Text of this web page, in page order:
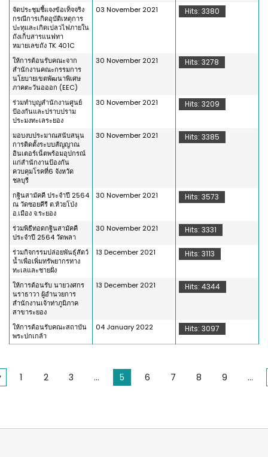
จัดประชุมชี้แจงข้อเท็จจริง
กรณีการเกิดอุบัติเหตุการ
ปะทุและเกิดเปลวไฟภายใน
ถังเก็บสารแนฟทา
หมายเลขถัง TK 401C
03 November 2021 Hits: 3380
ให้การต้อนรับคณะจาก
สำนักงานคณะกรรมการ
นโยบายเขตพัฒนาพิเศษ
ภาคตะวันอออก (EEC)
30 November 2021 Hits: 3278
ร่วมทำบุญสำนักงานศูนย์
ป้องกันและปราบปราม
ประมงทะเลระยอง
30 November 2021 Hits: 3209
มอบงบประมาณสนับสนุน
การติดตั้งระบบสัญญาณ
อินเตอร์เน็ตพร้อมอุปกรณ์
แก่สำนักงานป้องกัน
ควบคุมโรคที่6 จังหวัด
ชลบุรี
30 November 2021 Hits: 3385
กฐินสามัคคี ประจำปี 2564
ณ วัดซอยคีรี ต.ห้วยโป่ง
อ.เมือง จ.ระยอง
30 November 2021 Hits: 3573
ร่วมพิธีทอดกฐินสามัคคี
ประจำปี 2564 วัดพลา
30 November 2021 Hits: 3331
ร่วมกิจกรรมปล่อยพันธุ์สัตว์
น้ำเพื่อเพิ่มทรัพยากรทาง
ทะเลและชายฝั่ง
13 December 2021 Hits: 3113
ให้การต้อนรับ นายวงศกร
นราธาวา ผู้อำนวยการ
สำนักงานเจ้าท่าภูมิภาค
สาขาระยอง
13 December 2021 Hits: 4344
ให้การต้อนรับคณะสถาบัน
พระปกเกล้า
04 January 2022 Hits: 3097
1 2 3 ... 5 6 7 8 9 ...